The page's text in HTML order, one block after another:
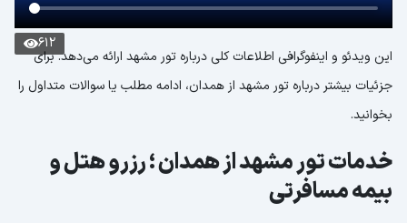
612
این ویدئو و اینفوگرافی اطلاعات کلی درباره تور مشهد ارائه می‌دهد. برای
جزئیات بیشتر درباره تور مشهد از همدان، ادامه مطلب یا سوالات متداول را
بخوانید.
خدمات تور مشهد از همدان ؛ رزرو هتل و
بیمه مسافرتی